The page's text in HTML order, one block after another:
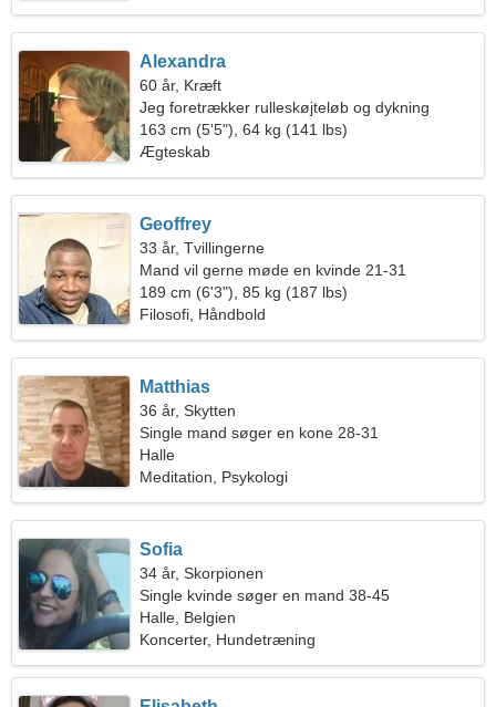
Alexandra
60 år, Kræft
Jeg foretrækker rulleskøjteløb og dykning
163 cm (5'5"), 64 kg (141 lbs)
Ægteskab
Geoffrey
33 år, Tvillingerne
Mand vil gerne møde en kvinde 21-31
189 cm (6'3"), 85 kg (187 lbs)
Filosofi, Håndbold
Matthias
36 år, Skytten
Single mand søger en kone 28-31
Halle
Meditation, Psykologi
Sofia
34 år, Skorpionen
Single kvinde søger en mand 38-45
Halle, Belgien
Koncerter, Hundetræning